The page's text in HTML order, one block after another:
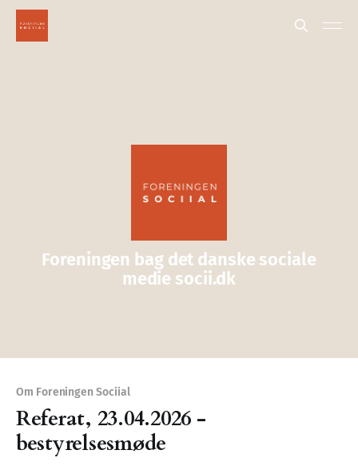
Foreningen bag det danske sociale
medie socii.dk
Om Foreningen Sociial
Referat, 23.04.2026 -
bestyrelsesmøde